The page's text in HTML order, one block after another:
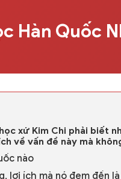
Hàn Quốc
xứ Kim Chi phải biết
về vấn đề này mà
nào
lợi ích mà nó đem đến